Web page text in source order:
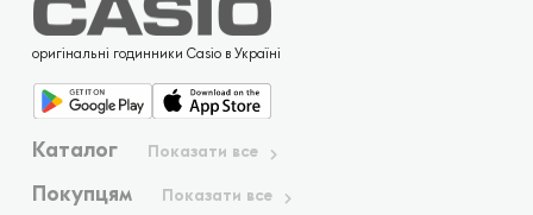
оригінальні годинники Casio в Україні
Каталог Показати все
Покупцям Показати все